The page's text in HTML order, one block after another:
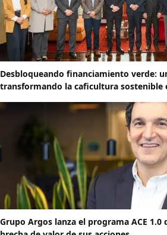
Desbloqueando financiamiento verde:
transformando la caficultura sostenible
Grupo Argos lanza el programa ACE 1.0